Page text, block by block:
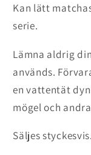
Kan lätt
serie.
Lämna aldrig
används.
en vattentät
mögel och
Säljes styckesvis.